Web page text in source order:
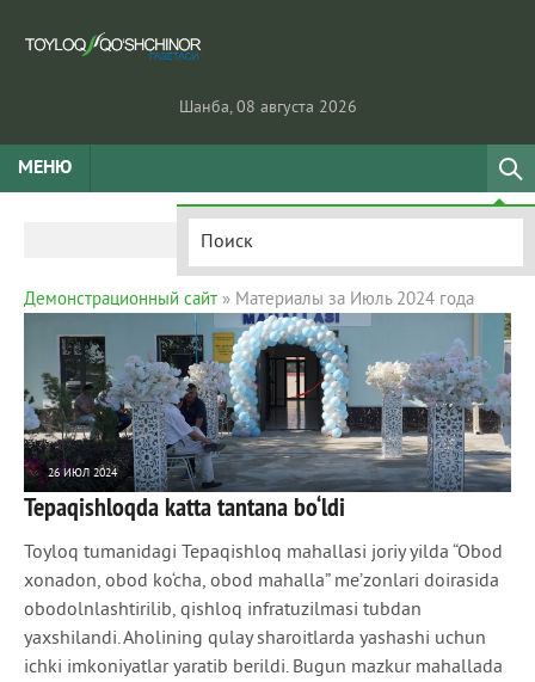
Шанба, 08 августа 2026
МЕНЮ
Демонстрационный сайт » Материалы за Июль 2024 года
26 ИЮЛ 2024
1 188 0
Tepaqishloqda katta tantana bo‘ldi
Toyloq tumanidagi Tepaqishloq mahallasi joriy yilda “Obod
xonadon, obod ko‘cha, obod mahalla” me’zonlari doirasida
obodolnlashtirilib, qishloq infratuzilmasi tubdan
yaxshilandi. Aholining qulay sharoitlarda yashashi uchun
ichki imkoniyatlar yaratib berildi. Bugun mazkur mahallada